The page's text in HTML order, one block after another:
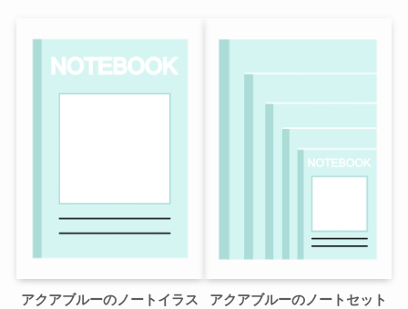
アクアブルーのノートイラス
アクアブルーのノートセット